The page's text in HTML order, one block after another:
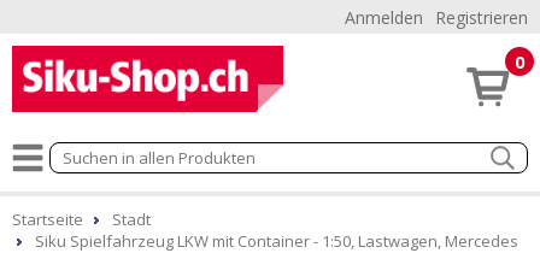
Anmelden Registrieren
0
Startseite
Stadt
Siku Spielfahrzeug LKW mit Container - 1:50, Lastwagen, Mercedes